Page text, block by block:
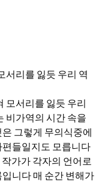
서리를 잃듯 우리 역